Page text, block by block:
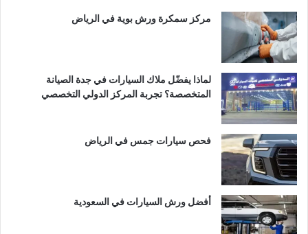
مركز سمكرة ورش بوية في الرياض
لماذا يفضّل ملاك السيارات في جدة الصيانة
المتخصصة؟ تجربة المركز الدولي التخصصي
فحص سيارات جمس في الرياض
أفضل ورش السيارات في السعودية